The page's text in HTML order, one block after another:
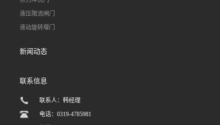
液压限流闸门
液动旋转堰门
新闻动态
联系信息
联系人：韩经理
电话：0319-4785981